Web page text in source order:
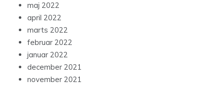
maj 2022
april 2022
marts 2022
februar 2022
januar 2022
december 2021
november 2021